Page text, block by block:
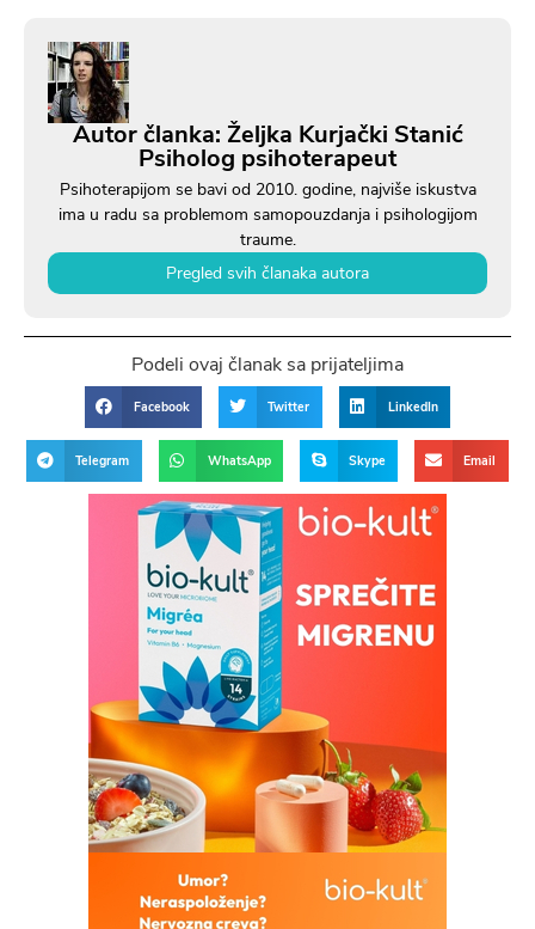
Autor članka: Željka Kurjački Stanić
Psiholog psihoterapeut
Psihoterapijom se bavi od 2010. godine, najviše iskustva
ima u radu sa problemom samopouzdanja i psihologijom
traume.
Pregled svih članaka autora
Podeli ovaj članak sa prijateljima
Facebook Twitter LinkedIn
Telegram WhatsApp Skype Email